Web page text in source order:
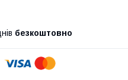
безкоштовно